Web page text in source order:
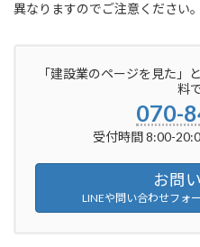
異なりますのでご注意ください。
「建設業のページを見た」
料
070-
受付時間 8:00-
お問
LINEや問い合わせフォ